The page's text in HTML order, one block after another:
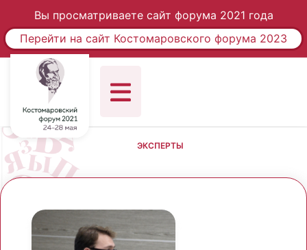
Вы просматриваете сайт форума 2021 года
Перейти на сайт Костомаровского форума 2023
ЭКСПЕРТЫ